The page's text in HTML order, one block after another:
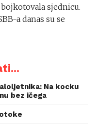
bojkotovala sjednicu.
a danas su se
Na kocku
bez ičega